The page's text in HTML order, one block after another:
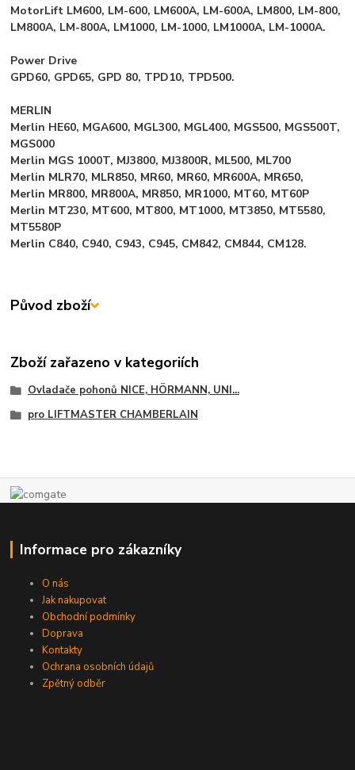
MotorLift LM600, LM-600, LM600A, LM-600A, LM800, LM-800,
LM800A, LM-800A, LM1000, LM-1000, LM1000A, LM-1000A.
Power Drive
GPD60, GPD65, GPD 80, TPD10, TPD500.
MERLIN
Merlin HE60, MGA600, MGL300, MGL400, MGS500, MGS500T,
MGS000
Merlin MGS 1000T, MJ3800, MJ3800R, ML500, ML700
Merlin MLR70, MLR850, MR60, MR60, MR600A, MR650,
Merlin MR800, MR800A, MR850, MR1000, MT60, MT60P
Merlin MT230, MT600, MT800, MT1000, MT3850, MT5580,
MT5580P
Merlin C840, C940, C943, C945, CM842, CM844, CM128.
Původ zboží
Zboží zařazeno v kategoriích
Ovladače pohonů NICE, HÖRMANN, UNI...
pro LIFTMASTER CHAMBERLAIN
Informace pro zákazníky
O nás
Jak nakupovat
Obchodní podmínky
Doprava
Kontakty
Ochrana osobních údajů
Zpětný odběr